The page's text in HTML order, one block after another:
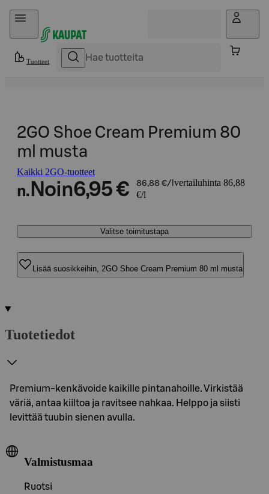
Hyppää sisältöön
Tuotteet
2GO Shoe Cream Premium 80
ml musta
Kaikki 2GO-tuotteet
n. Noin6,95 € 86,88 €/l vertailuhinta 86,88
€/l
Valitse toimitustapa
Lisää suosikkeihin, 2GO Shoe Cream Premium 80 ml musta
Tuotetiedot
Premium-kenkävoide kaikille pintanahoille. Virkistää
väriä, antaa kiiltoa ja ravitsee nahkaa. Helppo ja siisti
levittää tuubin sienen avulla.
Valmistusmaa
Ruotsi